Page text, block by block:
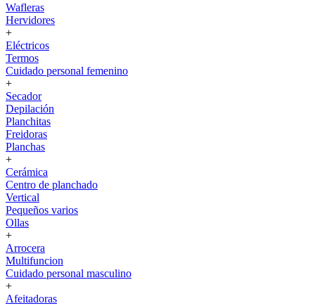
Wafleras
Hervidores
+
Eléctricos
Termos
Cuidado personal femenino
+
Secador
Depilación
Planchitas
Freidoras
Planchas
+
Cerámica
Centro de planchado
Vertical
Pequeños varios
Ollas
+
Arrocera
Multifuncion
Cuidado personal masculino
+
Afeitadoras